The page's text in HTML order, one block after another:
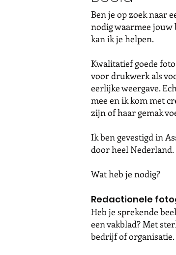
Ben je op zoek naar
nodig waarmee jouw
kan ik je helpen.
Kwalitatief goede
voor drukwerk als
eerlijke weergave.
mee en ik kom met
zijn of haar gemak
Ik ben gevestigd in
door heel Nederland.
Wat heb je nodig?
Redactionele
Heb je sprekende
een vakblad? Met
bedrijf of organisatie.